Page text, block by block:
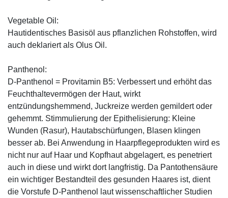
Vegetable Oil:
Hautidentisches Basisöl aus pflanzlichen Rohstoffen, wird
auch deklariert als Olus Oil.
Panthenol:
D-Panthenol = Provitamin B5: Verbessert und erhöht das
Feuchthaltevermögen der Haut, wirkt
entzündungshemmend, Juckreize werden gemildert oder
gehemmt. Stimmulierung der Epithelisierung: Kleine
Wunden (Rasur), Hautabschürfungen, Blasen klingen
besser ab. Bei Anwendung in Haarpflegeprodukten wird es
nicht nur auf Haar und Kopfhaut abgelagert, es penetriert
auch in diese und wirkt dort langfristig. Da Pantothensäure
ein wichtiger Bestandteil des gesunden Haares ist, dient
die Vorstufe D-Panthenol laut wissenschaftlicher Studien